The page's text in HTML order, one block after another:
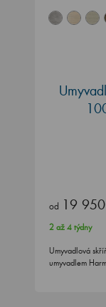
od 19
2 až 4 týdny
Umyvadlová
umyvadlem